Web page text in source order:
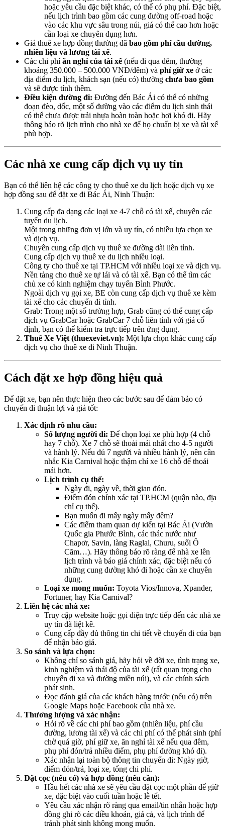
hoặc yêu cầu đặc biệt khác, có thể có phụ phí. Đặc biệt,
nếu lịch trình bao gồm các cung đường off-road hoặc
vào các khu vực sâu trong núi, giá có thể cao hơn hoặc
cần loại xe chuyên dụng hơn.
Giá thuê xe hợp đồng thường đã bao gồm phí cầu đường,
nhiên liệu và lương tài xế.
Các chi phíăn nghỉ của tài xế(nếu đi qua đêm, thường
khoảng 350.000 – 500.000 VNĐ/đêm) và phí giữ xe ở các
địa điểm du lịch, khách sạn (nếu có) thường chưa bao gồm
và sẽ được tính thêm.
Điều kiện đường đi: Đường đến Bác Ái có thể có những
đoạn đèo, dốc, một số đường vào các điểm du lịch sinh thái
có thể chưa được trải nhựa hoàn toàn hoặc hơi khó đi. Hãy
thông báo rõ lịch trình cho nhà xe để họ chuẩn bị xe và tài xế
phù hợp.
Các nhà xe cung cấp dịch vụ uy tín
Bạn có thể liên hệ các công ty cho thuê xe du lịch hoặc dịch vụ xe
hợp đồng sau để đặt xe đi Bác Ái, Ninh Thuận:
Cung cấp đa dạng các loại xe 4-7 chỗ có tài xế, chuyên các
tuyến du lịch.
Một trong những đơn vị lớn và uy tín, có nhiều lựa chọn xe
và dịch vụ.
Chuyên cung cấp dịch vụ thuê xe đường dài liên tỉnh.
Cung cấp dịch vụ thuê xe du lịch nhiều loại.
Công ty cho thuê xe tại TP.HCM với nhiều loại xe và dịch vụ.
Nền tảng cho thuê xe tự lái và có tài xế. Bạn có thể tìm các
chủ xe có kinh nghiệm chạy tuyến Bình Phước.
Ngoài dịch vụ gọi xe, BE còn cung cấp dịch vụ thuê xe kèm
tài xế cho các chuyến đi tỉnh.
Grab: Trong một số trường hợp, Grab cũng có thể cung cấp
dịch vụ GrabCar hoặc GrabCar 7 chỗ liên tỉnh với giá cố
định, bạn có thể kiểm tra trực tiếp trên ứng dụng.
Thuê Xe Việt (thuexeviet.vn): Một lựa chọn khác cung cấp
dịch vụ cho thuê xe đi Ninh Thuận.
Cách đặt xe hợp đồng hiệu quả
Để đặt xe, bạn nên thực hiện theo các bước sau để đảm bảo có
chuyến đi thuận lợi và giá tốt:
Xác định rõ nhu cầu:
Số lượng người đi: Để chọn loại xe phù hợp (4 chỗ
hay 7 chỗ). Xe 7 chỗ sẽ thoải mái nhất cho 4-5 người
và hành lý. Nếu đủ 7 người và nhiều hành lý, nên cân
nhắc Kia Carnival hoặc thậm chí xe 16 chỗ để thoải
mái hơn.
Lịch trình cụ thể:
Ngày đi, ngày về, thời gian đón.
Điểm đón chính xác tại TP.HCM (quận nào, địa
chỉ cụ thể).
Bạn muốn đi mấy ngày mấy đêm?
Các điểm tham quan dự kiến tại Bác Ái (Vườn
Quốc gia Phước Bình, các thác nước như
Chapơr, Savin, làng Raglai, Churu, suối Ô
Căm…). Hãy thông báo rõ ràng để nhà xe lên
lịch trình và báo giá chính xác, đặc biệt nếu có
những cung đường khó đi hoặc cần xe chuyên
dụng.
Loại xe mong muốn: Toyota Vios/Innova, Xpander,
Fortuner, hay Kia Carnival?
Liên hệ các nhà xe:
Truy cập website hoặc gọi điện trực tiếp đến các nhà xe
uy tín đã liệt kê.
Cung cấp đầy đủ thông tin chi tiết về chuyến đi của bạn
để nhận báo giá.
So sánh và lựa chọn:
Không chỉ so sánh giá, hãy hỏi về đời xe, tình trạng xe,
kinh nghiệm và thái độ của tài xế (rất quan trọng cho
chuyến đi xa và đường miền núi), và các chính sách
phát sinh.
Đọc đánh giá của các khách hàng trước (nếu có) trên
Google Maps hoặc Facebook của nhà xe.
Thương lượng và xác nhận:
Hỏi rõ về các chi phí bao gồm (nhiên liệu, phí cầu
đường, lương tài xế) và các chi phí có thể phát sinh (phí
chờ quá giờ, phí giữ xe, ăn nghỉ tài xế nếu qua đêm,
phụ phí đón/trả nhiều điểm, phụ phí đường khó đi).
Xác nhận lại toàn bộ thông tin chuyến đi: Ngày giờ,
điểm đón/trả, loại xe, tổng chi phí.
Đặt cọc (nếu có) và hợp đồng (nếu cần):
Hầu hết các nhà xe sẽ yêu cầu đặt cọc một phần để giữ
xe, đặc biệt vào cuối tuần hoặc lễ tết.
Yêu cầu xác nhận rõ ràng qua email/tin nhắn hoặc hợp
đồng ghi rõ các điều khoản, giá cả, và lịch trình để
tránh phát sinh không mong muốn.